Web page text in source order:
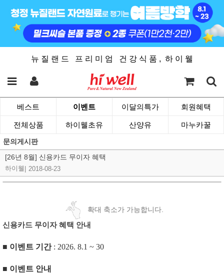
뉴 질 랜 드 프 리 미 엄 건 강 식 품 , 하 이 웰
베스트 이벤트 이달의특가 회원혜택
전체상품 하이웰초유 산양유 마누카꿀
문의게시판
[26년 8월] 신용카드 무이자 혜택
하이웰 2018-08-23
확대 축소가 가능합니다.
신용카드 무이자 혜택 안내
■ 이벤트 기간: 2026. 8.1 ~ 30
■ 이벤트 안내